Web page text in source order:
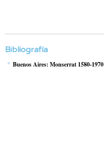
Bibliografía
Buenos Aires: Monserrat 1580-1970